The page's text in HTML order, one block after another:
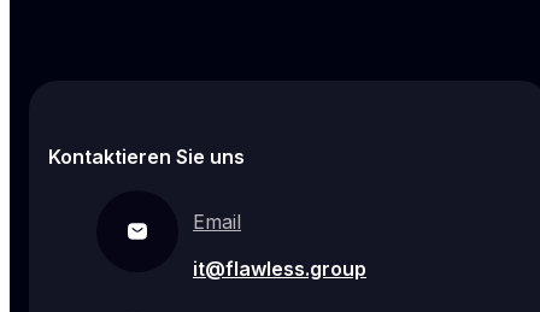
Kontaktieren Sie uns
Email
it@flawless.group